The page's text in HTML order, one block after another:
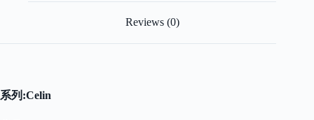
Reviews (0)
系列:Celin